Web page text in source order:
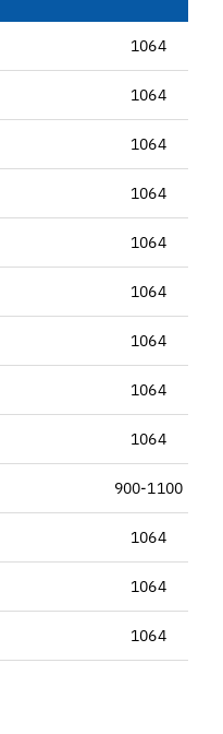
1064
1064
1064
1064
1064
1064
1064
1064
1064
900-1100
1064
1064
1064